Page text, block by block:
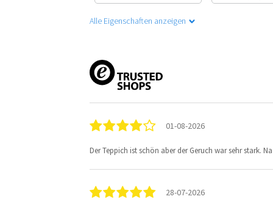
Alle Eigenschaften anzeigen
01-08-2026
Der Teppich ist schön aber der Geruch war sehr stark.
28-07-2026